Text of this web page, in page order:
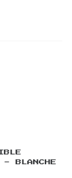
- BLANCHE